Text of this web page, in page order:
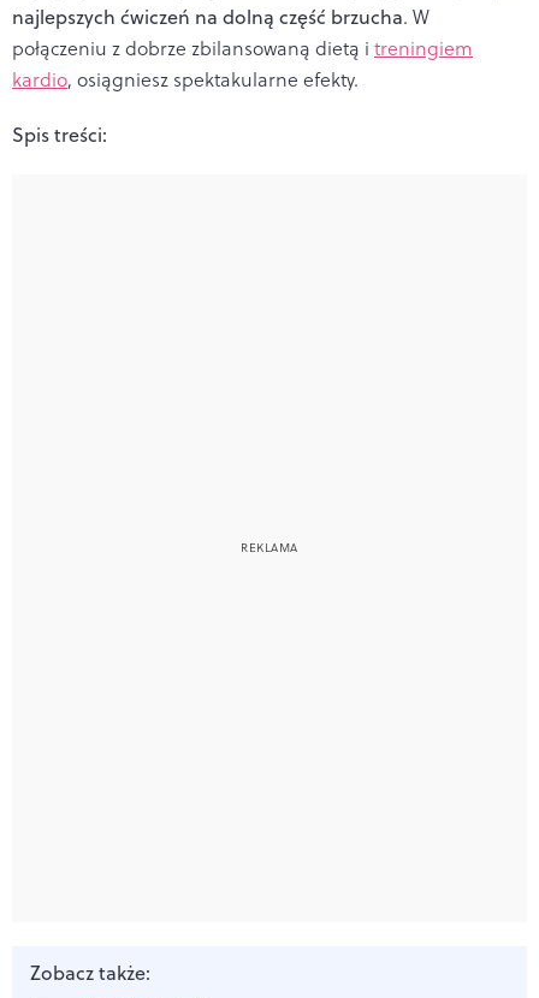
najlepszych ćwiczeń na dolną część brzucha. W
połączeniu z dobrze zbilansowaną dietą i treningiem
kardio, osiągniesz spektakularne efekty.
Spis treści:
Zobacz także: